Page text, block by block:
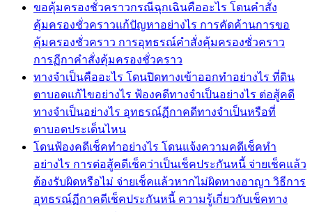
ขอคุ้มครองชั่วคราวกรณีฉุกเฉินคืออะไร โดนคำสั่ง
คุ้มครองชั่วคราวแก้ปัญหาอย่างไร การคัดค้านการขอ
คุ้มครองชั่วคราว การอุทธรณ์คำสั่งคุ้มครองชั่วคราว
การฏีกาคำสั่งคุ้มครองชั่วคราว
ทางจำเป็นคืออะไร โดนปิดทางเข้าออกทำอย่างไร ที่ดิน
ตาบอดแก้ไขอย่างไร ฟ้องคดีทางจำเป็นอย่างไร ต่อสู้คดี
ทางจำเป็นอย่างไร อุทธรณ์ฏีกาคดีทางจำเป็นหรือที่
ตาบอดประเด็นไหน
โดนฟ้องคดีเช็คทำอย่างไร โดนแจ้งความคดีเช็คทำ
อย่างไร การต่อสู้คดีเช็คว่าเป็นเช็คประกันหนี้ จ่ายเช็คแล้ว
ต้องรับผิดหรือไม่ จ่ายเช็คแล้วหากไม่ผิดทางอาญา วิธีการ
อุทธรณ์ฏีกาคดีเช็คประกันหนี้ ความรู้เกี่ยวกับเช็คทาง